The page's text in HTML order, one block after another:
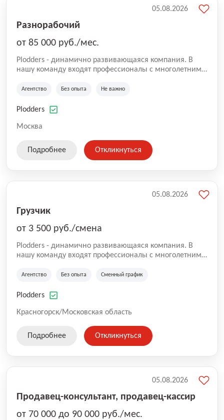
Разнорабочий
от 85 000 руб./мес.
Plodders - динамично развивающаяся компания. В
нашу команду входят профессионалы с многолетним
на рынке аутсорсинга, а накопленный опыт позволяют
оказываемых услуг.
Агентство Без опыта Не важно
Plodders
Москва
05.08.2026
Подробнее Откликнуться
Грузчик
от 3 500 руб./смена
Plodders - динамично развивающаяся компания. В
нашу команду входят профессионалы с многолетним
на рынке аутсорсинга, а накопленный опыт позволяют
оказываемых услуг.
Агентство Без опыта Сменный график
Plodders
Красногорск/Московская область
05.08.2026
Подробнее Откликнуться
Продавец-консультант, продавец-кассир
от 70 000 до 90 000 руб./мес.
05.08.2026